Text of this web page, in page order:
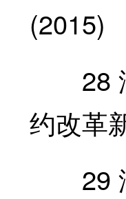
(2015)
28 湖
约改革
29 湖